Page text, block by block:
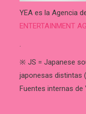
YEA es la Agencia
ENTERTAINMENT
.
※ JS = Japanese
japonesas distintas
Fuentes internas de